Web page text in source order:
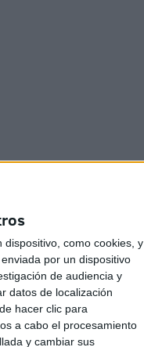
como cookies, y
por un dispositivo
de audiencia y
datos de localización
hacer clic para
a cabo el procesamiento
y cambiar sus